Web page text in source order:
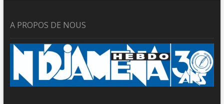
A PROPOS DE NOUS